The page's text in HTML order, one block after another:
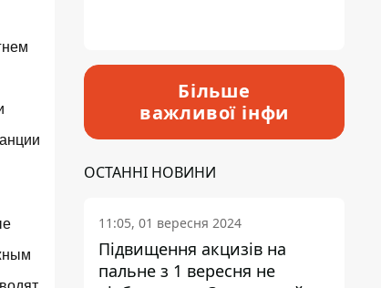
Більше
важливої інфи
ОСТАННІ НОВИНИ
11:05, 01 вересня 2024
Підвищення акцизів на
пальне з 1 вересня не